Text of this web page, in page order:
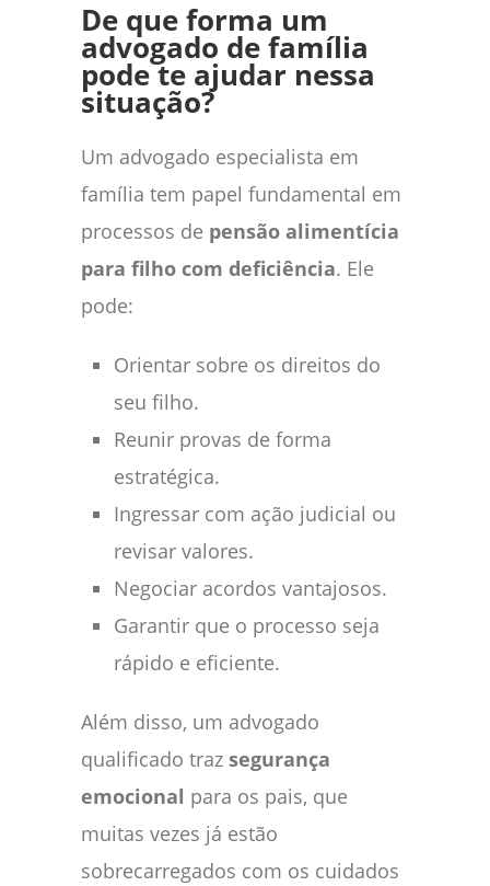
De que forma um
advogado de família
pode te ajudar nessa
situação?
Um advogado especialista em
família tem papel fundamental em
processos de pensão alimentícia
para filho com deficiência. Ele
pode:
Orientar sobre os direitos do
seu filho.
Reunir provas de forma
estratégica.
Ingressar com ação judicial ou
revisar valores.
Negociar acordos vantajosos.
Garantir que o processo seja
rápido e eficiente.
Além disso, um advogado
qualificado traz segurança
emocional para os pais, que
muitas vezes já estão
sobrecarregados com os cuidados